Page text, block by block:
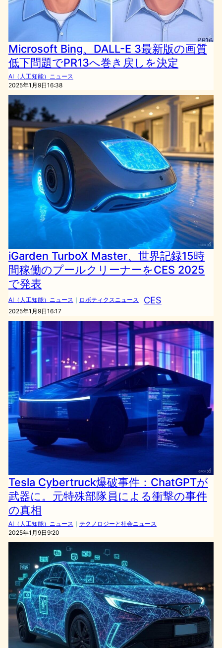
Microsoft Bing、DALL-E 3最新版の画質
低下問題でPR13へ巻き戻しを決定
AI（人工知能）ニュース
2025年1月9日16:38
iGarden TurboX Master、世界記録15時
間稼働のプールクリーナーをCES 2025
で発表
AI（人工知能）ニュース ｜ ロボティクスニュース CES
2025年1月9日16:17
Tesla Cybertruck爆破事件：ChatGPTが
武器に。元特殊部隊員による衝撃の事件
の真相
AI（人工知能）ニュース ｜ テクノロジーと社会ニュース
2025年1月9日9:20